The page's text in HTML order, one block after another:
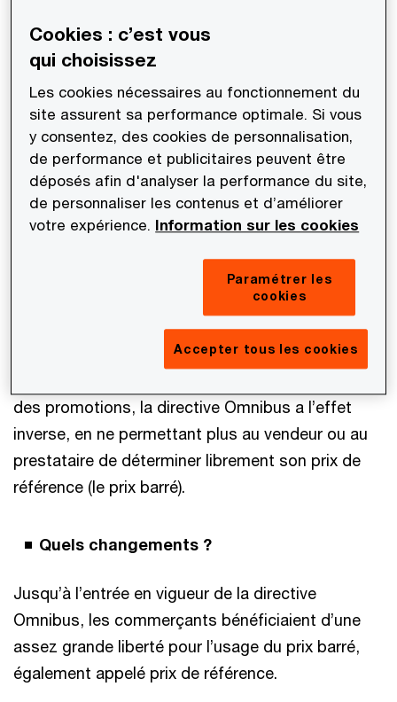
ordonnance du 22 décembre 2021 (ordonnance
n°2021-1734). Cette ordonnance a modifié le code
de la consommation à compter du 28 mai 2022
sur plusieurs aspects, dont le sujet des annonces
de réductions de prix.
Il s’agit donc d’un nouveau changement de
réglementation, après déjà plusieurs évolutions
doivent adapter leurs pratiques commerciales.
Si les dernières réformes avaient plutôt eu
tendance à assouplir les anciennes règles, offrant
des promotions, la directive Omnibus a l’effet
inverse, en ne permettant plus au vendeur ou au
prestataire de déterminer librement son prix de
référence (le prix barré).
Quels changements ?
Jusqu’à l’entrée en vigueur de la directive
Omnibus, les commerçants bénéficiaient d’une
assez grande liberté pour l’usage du prix barré,
également appelé prix de référence.
Cookies : c’est vous
qui choisissez
Les cookies nécessaires au fonctionnement du
site assurent sa performance optimale. Si vous
y consentez, des cookies de personnalisation,
de performance et publicitaires peuvent être
déposés afin d'analyser la performance du site,
de personnaliser les contenus et d’améliorer
votre expérience. Information sur les cookies
Paramétrer les
cookies
Accepter tous les cookies